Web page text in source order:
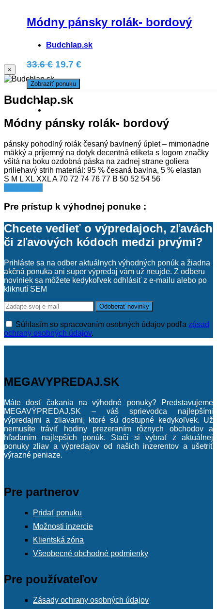
Módny pánsky rolák- bordový
Budchlap.sk
33.6 € 19.7 €
Zobraziť ponuku
×
Budchlap.sk
Módny pánsky rolák- bordový
pánsky pohodlný rolák česaný bavlnený úplet – mimoriadne
mäkký a príjemný na dotyk decentná etiketa s logom značky
všitá na boku ozdobná páska na zadnej strane goliera
priliehavý strih materiál: 95 % česaná bavlna, 5 % elastan
S M L XL XXL A 70 72 74 76 77 B 50 52 54 56
Pre prístup k výhodnej ponuke :
Chcete vedieť o výpredajoch, zľavách
či zľavových kódoch medzi prvými?
Prihláste sa na odber aktuálnych výhodných ponúk a žiadna
akčná ponuka ani super výpredaj vám už neujde. Z odberu
noviniek sa môžete kedykoľvek odhlásiť z e-mailu alebo po
kliknutí SEM
Súhlasím so spracovaním osobných údajov podľa zásad
ochrany osobných údajov.
MEGAVYPREDAJ.SK
Máte dosť čakania na výhodné ponuky? Predstavujeme
MEGAVÝPREDAJ.SK – váš sprievodca najlepšími
výpredajmi a zliavami, ktoré sú dostupné kedykoľvek. Už
nemusíte tráviť hodiny prezeraním rôznych obchodov a
hľadaním najlepších ponúk. Stačí si vybrať z aktuálnej
ponuky zliav a výpredajov od našich inzerentov a ušetriť
výrazné peniaze.
Pre partnerov
Pridať ponuku
Možnosti inzercie
Klientská zóna
Všeobecné obchodné podmienky
Pre používateľov
Zásady ochrany osobných údajov